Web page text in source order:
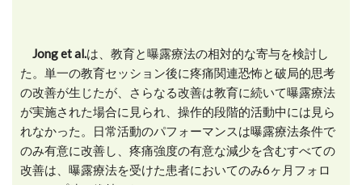
Jong et al.は、教育と曝露療法の相対的な寄与を検討し
た。単一の教育セッション後に疼痛関連恐怖と破局的思考
の改善が生じたが、さらなる改善は教育に続いて曝露療法
が実施された場合に見られ、操作的段階的活動中には見ら
れなかった。日常活動のパフォーマンスは曝露療法条件で
のみ有意に改善し、疼痛強度の有意な減少を含むすべての
改善は、曝露療法を受けた患者においてのみ6ヶ月フォロ